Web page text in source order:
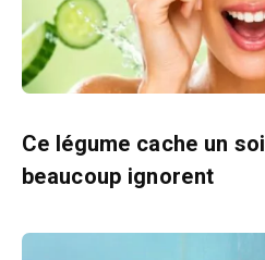
Ce légume cache un
beaucoup ignorent